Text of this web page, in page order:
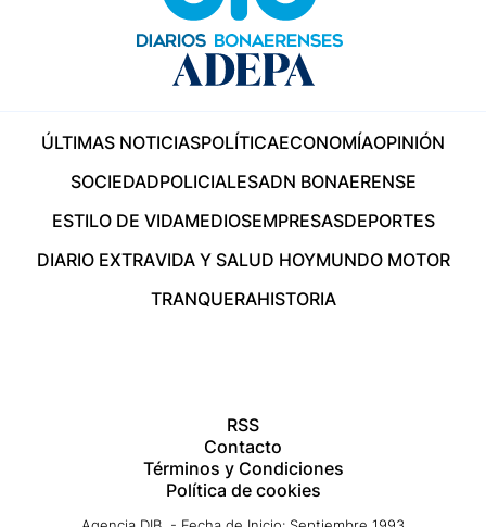
ÚLTIMAS NOTICIASPOLÍTICAECONOMÍAOPINIÓN
SOCIEDADPOLICIALESADN BONAERENSE
ESTILO DE VIDAMEDIOSEMPRESASDEPORTES
DIARIO EXTRAVIDA Y SALUD HOYMUNDO MOTOR
TRANQUERAHISTORIA
RSS
Contacto
Términos y Condiciones
Política de cookies